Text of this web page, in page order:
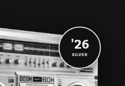
'26
SILVER